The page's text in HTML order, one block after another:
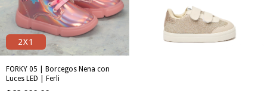
2X1
FORKY 05 | Borcegos Nena con
Luces LED | Ferli